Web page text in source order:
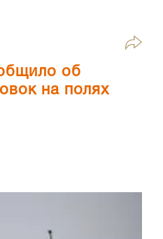
об
на полях